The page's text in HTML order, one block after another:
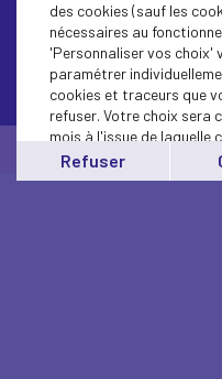
des cookies (sauf les
nécessaires au
'Personnaliser vos choix'
paramétrer
cookies et traceurs que
refuser. Votre choix sera
mois à l'issue de laquelle
affiché..
Vous pouvez modifier
Refuser